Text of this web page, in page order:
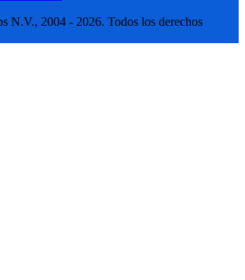
N.V., 2004 - 2026. Todos los derechos